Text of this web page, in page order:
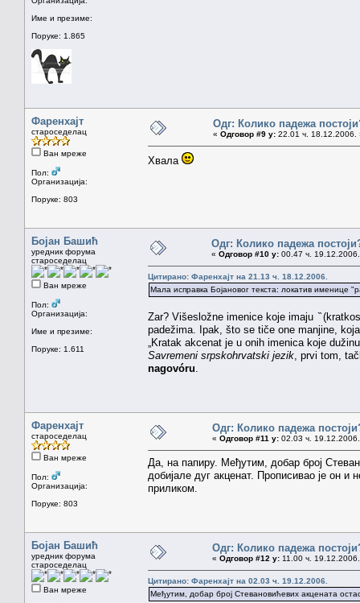
Име и презиме:
Поруке: 1.865
Фаренхајт
староседелац
Ван мреже
Пол:
Организација:
Поруке: 803
Одг: Колико падежа
« Одговор #9 у: 22.01 ч. 18.12.2006.
Хвала
Бојан Башић
уредник форума
староседелац
Ван мреже
Пол:
Организација:
Име и презиме:
Поруке: 1.611
Одг: Колико падежа
« Одговор #10 у: 00.47 ч.
Цитирано: Фаренхајт на 21.13 ч. 18.12.2006.
Мала исправка Бојановог текста: локатив именице
Zar? Višesložne imenice koje imaju
padežima. Ipak, što se tiče one manjine,
„Kratak akcenat je u onih imenica koje
Savremeni srpskohrvatski jezik , prvi tom,
nagovóru
Фаренхајт
староседелац
Ван мреже
Пол:
Организација:
Поруке: 803
Одг: Колико падежа
« Одговор #11 у: 02.03 ч.
Да, на папиру. Међутим, добар број
добијале дуг акценат. Прописивао је он и
приликом.
Бојан Башић
уредник форума
староседелац
Ван мреже
Одг: Колико падежа
« Одговор #12 у: 11.00 ч.
Цитирано: Фаренхајт на 02.03 ч. 19.12.2006.
Међутим, добар број Стевановићевих акцената